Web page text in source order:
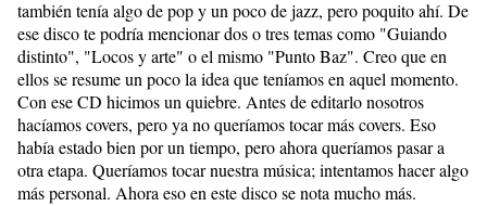
también tenía algo de pop y un poco de jazz, pero poquito ahí. De
ese disco te podría mencionar dos o tres temas como "Guiando
distinto", "Locos y arte" o el mismo "Punto Baz". Creo que en
ellos se resume un poco la idea que teníamos en aquel momento.
Con ese CD hicimos un quiebre. Antes de editarlo nosotros
hacíamos covers, pero ya no queríamos tocar más covers. Eso
había estado bien por un tiempo, pero ahora queríamos pasar a
otra etapa. Queríamos tocar nuestra música; intentamos hacer algo
más personal. Ahora eso en este disco se nota mucho más.